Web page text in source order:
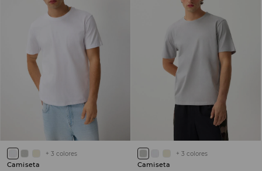
+ 3 colores
Camiseta
+ 3 colores
Camiseta